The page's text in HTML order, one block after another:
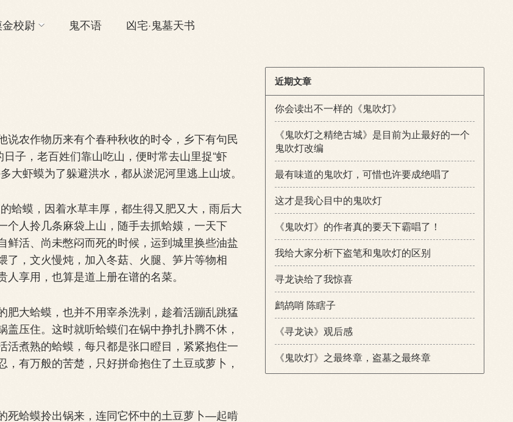
校尉 鬼不语 凶宅·鬼墓天书
农作物历来有个春种秋收的时令，乡下有句民
子，老百姓们靠山吃山，便时常去山里捉“虾
大虾蟆为了躲避洪水，都从淤泥河里逃上山坡。
蛤蟆，因着水草丰厚，都生得又肥又大，雨后大
人拎几条麻袋上山，随手去抓蛤嫫，一天下
活、尚未憋闷而死的时候，运到城里换些油盐
，文火慢炖，加入冬菇、火腿、笋片等物相
享用，也算是道上册在谱的名菜。
大蛤蟆，也并不用宰杀洗剥，趁着活蹦乱跳猛
压住。这时就听蛤蟆们在锅中挣扎扑腾不休，
煮熟的蛤蟆，每只都是张口瞪目，紧紧抱住一
有万般的苦楚，只好拼命抱住了土豆或萝卜，
蛤蟆拎出锅来，连同它怀中的土豆萝卜—起啃
近期文章
你会读出不一样的《鬼吹灯》
《鬼吹灯之精绝古城》是目前为止最好的一个
鬼吹灯改编
最有味道的鬼吹灯，可惜也许要成绝唱了
这才是我心目中的鬼吹灯
《鬼吹灯》的作者真的要天下霸唱了！
我给大家分析下盗笔和鬼吹灯的区别
寻龙诀给了我惊喜
鹧鸪哨 陈瞎子
《寻龙诀》观后感
《鬼吹灯》之最终章，盗墓之最终章